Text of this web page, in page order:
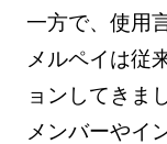
一方で、使用
メルペイは従
ョンしてきま
メンバーやイ